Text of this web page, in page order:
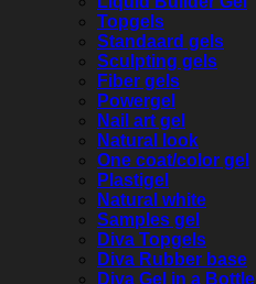
Topgels
Standaard gels
Sculpting gels
Fiber gels
Powergel
Nail art gel
Natural look
One coat/color gel
Plastigel
Natural white
Samples gel
Diva Topgels
Diva Rubber base
Diva Gel in a Bottle